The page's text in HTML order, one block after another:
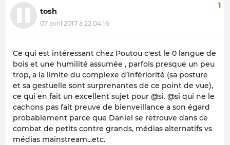
tosh
07 avril 2017 à 22:04:16
1
Ce qui est intéressant chez Poutou c'est le 0 langue de
bois et une humilité assumée , parfois presque un peu
trop, a la limite du complexe d’infériorité (sa posture
et sa gestuelle sont surprenantes de ce point de vue),
ce qui en fait un excellent sujet pour @si. @si qui ne le
cachons pas fait preuve de bienveillance a son égard
probablement parce que Daniel se retrouve dans ce
combat de petits contre grands, médias alternatifs vs
médias mainstream...etc.